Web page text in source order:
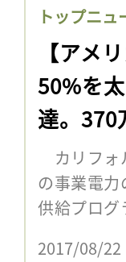
トップニュ
【アメ
50%を
達。370
カリフォ
の事業電
供給プロ
2017/08/22